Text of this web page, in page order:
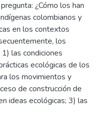
¿Cómo los han
colombianos y
en los contextos
los
las condiciones
ecológicas de los
los movimientos y
de construcción de
ideas ecológicas; 3) las